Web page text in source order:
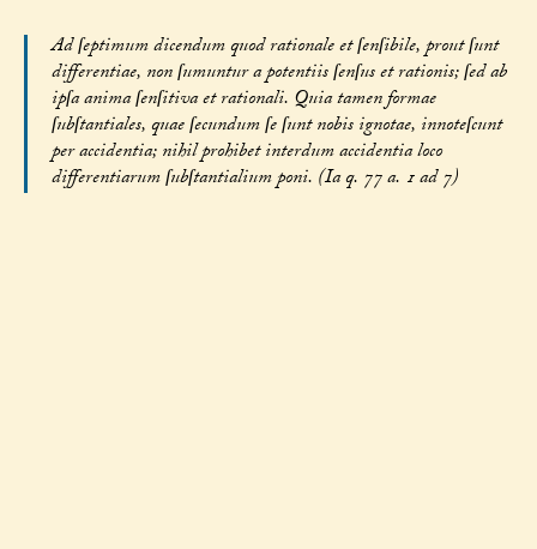
Ad ſeptimum dicendum quod rationale et ſenſibile, prout ſunt
differentiae, non ſumuntur a potentiis ſenſus et rationis; ſed ab
ipſa anima ſenſitiva et rationali. Quia tamen formae
ſubſtantiales, quae ſecundum ſe ſunt nobis ignotae, innoteſcunt
per accidentia; nihil prohibet interdum accidentia loco
differentiarum ſubſtantialium poni. (Ia q. 77 a. 1 ad 7)